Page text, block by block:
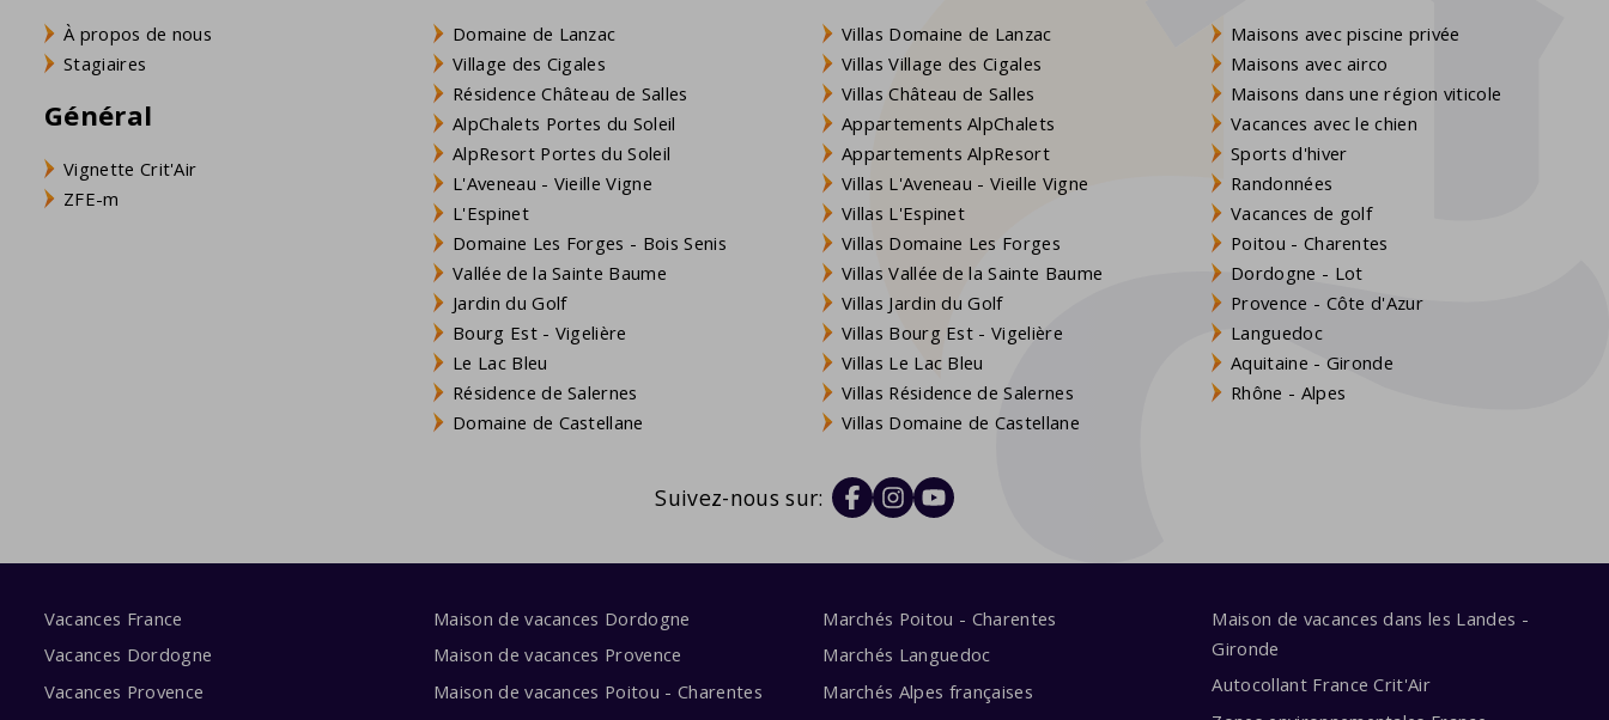
À propos de nous
Stagiaires
Général
Vignette Crit'Air
ZFE-m
Domaine de Lanzac
Village des Cigales
Résidence Château de Salles
AlpChalets Portes du Soleil
AlpResort Portes du Soleil
L'Aveneau - Vieille Vigne
L'Espinet
Domaine Les Forges - Bois Senis
Vallée de la Sainte Baume
Jardin du Golf
Bourg Est - Vigelière
Le Lac Bleu
Résidence de Salernes
Domaine de Castellane
Villas Domaine de Lanzac
Villas Village des Cigales
Villas Château de Salles
Appartements AlpChalets
Appartements AlpResort
Villas L'Aveneau - Vieille Vigne
Villas L'Espinet
Villas Domaine Les Forges
Villas Vallée de la Sainte Baume
Villas Jardin du Golf
Villas Bourg Est - Vigelière
Villas Le Lac Bleu
Villas Résidence de Salernes
Villas Domaine de Castellane
Maisons avec piscine privée
Maisons avec airco
Maisons dans une région viticole
Vacances avec le chien
Sports d'hiver
Randonnées
Vacances de golf
Poitou - Charentes
Dordogne - Lot
Provence - Côte d'Azur
Languedoc
Aquitaine - Gironde
Rhône - Alpes
Suivez-nous sur:
Vacances France
Vacances Dordogne
Vacances Provence
Maison de vacances Dordogne
Maison de vacances Provence
Maison de vacances Poitou - Charentes
Marchés Poitou - Charentes
Marchés Languedoc
Marchés Alpes françaises
Maison de vacances dans les Landes -
Gironde
Autocollant France Crit'Air